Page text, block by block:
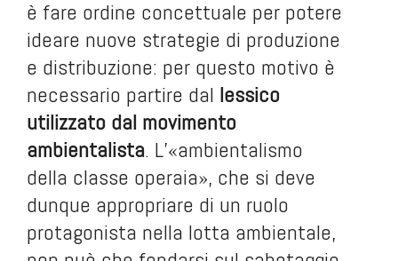
è fare ordine concettuale per potere
ideare nuove strategie di produzione
e distribuzione: per questo motivo è
necessario partire dal lessico
utilizzato dal movimento
ambientalista. L’«ambientalismo
della classe operaia», che si deve
dunque appropriare di un ruolo
protagonista nella lotta ambientale,